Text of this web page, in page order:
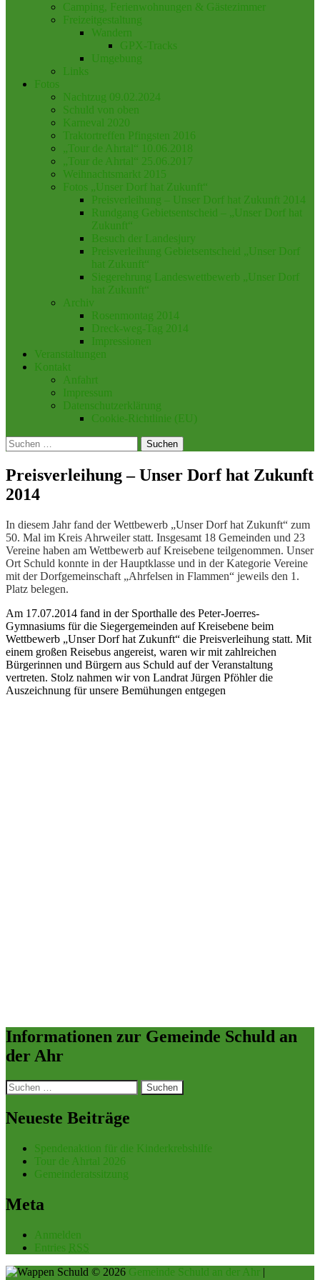
Camping, Ferienwohnungen & Gästezimmer
Freizeitgestaltung
Wandern
GPX-Tracks
Umgebung
Links
Fotos
Nachtzug 09.02.2024
Schuld von oben
Karneval 2020
Traktortreffen Pfingsten 2016
„Tour de Ahrtal“ 10.06.2018
„Tour de Ahrtal“ 25.06.2017
Weihnachtsmarkt 2015
Fotos „Unser Dorf hat Zukunft“
Preisverleihung – Unser Dorf hat Zukunft 2014
Rundgang Gebietsentscheid – „Unser Dorf hat
Zukunft“
Besuch der Landesjury
Preisverleihung Gebietsentscheid „Unser Dorf
hat Zukunft“
Siegerehrung Landeswettbewerb „Unser Dorf
hat Zukunft“
Archiv
Rosenmontag 2014
Dreck-weg-Tag 2014
Impressionen
Veranstaltungen
Kontakt
Anfahrt
Impressum
Datenschutzerklärung
Cookie-Richtlinie (EU)
Suchen
nach:
Preisverleihung – Unser Dorf hat Zukunft
2014
In diesem Jahr fand der Wettbewerb „Unser Dorf hat Zukunft“ zum
50. Mal im Kreis Ahrweiler statt. Insgesamt 18 Gemeinden und 23
Vereine haben am Wettbewerb auf Kreisebene teilgenommen. Unser
Ort Schuld konnte in der Hauptklasse und in der Kategorie Vereine
mit der Dorfgemeinschaft „Ahrfelsen in Flammen“ jeweils den 1.
Platz belegen.
Am 17.07.2014 fand in der Sporthalle des Peter-Joerres-
Gymnasiums für die Siegergemeinden auf Kreisebene beim
Wettbewerb „Unser Dorf hat Zukunft“ die Preisverleihung statt. Mit
einem großen Reisebus angereist, waren wir mit zahlreichen
Bürgerinnen und Bürgern aus Schuld auf der Veranstaltung
vertreten. Stolz nahmen wir von Landrat Jürgen Pföhler die
Auszeichnung für unsere Bemühungen entgegen
Informationen zur Gemeinde Schuld an
der Ahr
Suchen
nach:
Neueste Beiträge
Spendenaktion für die Kinderkrebshilfe
Tour de Ahrtal 2026
Gemeinderatssitzung
Meta
Anmelden
Entries RSS
© 2026 Gemeinde Schuld an der Ahr |